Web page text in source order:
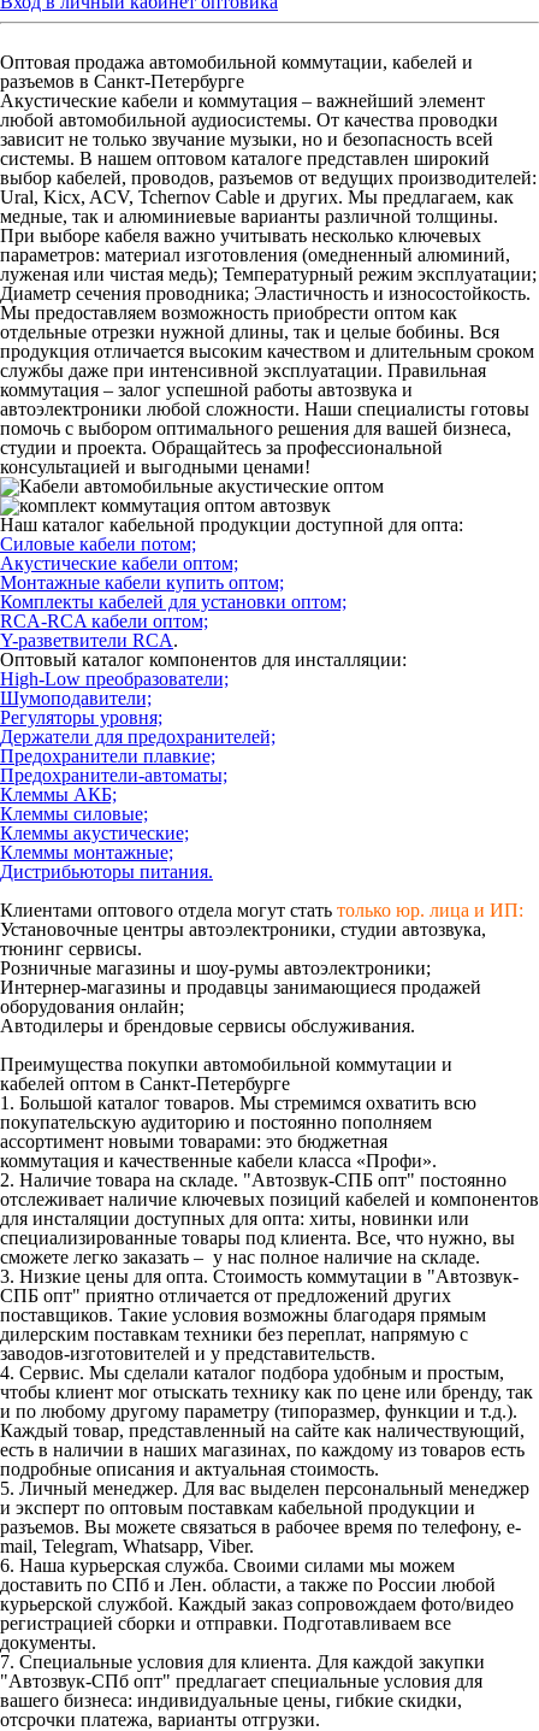
Оптовая продажа автомобильной коммутации, кабелей и
разъемов в Санкт-Петербурге
Акустические кабели и коммутация – важнейший элемент
любой автомобильной аудиосистемы. От качества проводки
зависит не только звучание музыки, но и безопасность всей
системы. В нашем оптовом каталоге представлен широкий
выбор кабелей, проводов, разъемов от ведущих производителей:
Ural, Kicx, ACV, Tchernov Cable и других. Мы предлагаем, как
медные, так и алюминиевые варианты различной толщины.
При выборе кабеля важно учитывать несколько ключевых
параметров: материал изготовления (омедненный алюминий,
луженая или чистая медь); Температурный режим эксплуатации;
Диаметр сечения проводника; Эластичность и износостойкость.
Мы предоставляем возможность приобрести оптом как
отдельные отрезки нужной длины, так и целые бобины. Вся
продукция отличается высоким качеством и длительным сроком
службы даже при интенсивной эксплуатации. Правильная
коммутация – залог успешной работы автозвука и
автоэлектроники любой сложности. Наши специалисты готовы
помочь с выбором оптимального решения для вашей бизнеса,
студии и проекта. Обращайтесь за профессиональной
консультацией и выгодными ценами!
Наш каталог кабельной продукции доступной для опта:
Силовые кабели потом;
Акустические кабели оптом;
Монтажные кабели купить оптом;
Комплекты кабелей для установки оптом;
RCA-RCA кабели оптом;
Y-разветвители RCA.
Оптовый каталог компонентов для инсталляции:
High-Low преобразователи;
Шумоподавители;
Регуляторы уровня;
Держатели для предохранителей;
Предохранители плавкие;
Предохранители-автоматы;
Клеммы АКБ;
Клеммы силовые;
Клеммы акустические;
Клеммы монтажные;
Дистрибьюторы питания.
Клиентами оптового отдела могут стать только юр. лица и ИП:
Установочные центры автоэлектроники, студии автозвука,
тюнинг сервисы.
Розничные магазины и шоу-румы автоэлектроники;
Интернер-магазины и продавцы занимающиеся продажей
оборудования онлайн;
Автодилеры и брендовые сервисы обслуживания.
Преимущества покупки автомобильной коммутации и
кабелей оптом в Санкт-Петербурге
1. Большой каталог товаров. Мы стремимся охватить всю
покупательскую аудиторию и постоянно пополняем
ассортимент новыми товарами: это бюджетная
коммутация и качественные кабели класса «Профи».
2. Наличие товара на складе. "Автозвук-СПБ опт" постоянно
отслеживает наличие ключевых позиций кабелей и компонентов
для инсталяции доступных для опта: хиты, новинки или
специализированные товары под клиента. Все, что нужно, вы
сможете легко заказать – у нас полное наличие на складе.
3. Низкие цены для опта. Стоимость коммутации в "Автозвук-
СПБ опт" приятно отличается от предложений других
поставщиков. Такие условия возможны благодаря прямым
дилерским поставкам техники без переплат, напрямую с
заводов-изготовителей и у представительств.
4. Сервис. Мы сделали каталог подбора удобным и простым,
чтобы клиент мог отыскать технику как по цене или бренду, так
и по любому другому параметру (типоразмер, функции и т.д.).
Каждый товар, представленный на сайте как наличествующий,
есть в наличии в наших магазинах, по каждому из товаров есть
подробные описания и актуальная стоимость.
5. Личный менеджер. Для вас выделен персональный менеджер
и эксперт по оптовым поставкам кабельной продукции и
разъемов. Вы можете связаться в рабочее время по телефону, e-
mail, Telegram, Whatsapp, Viber.
6. Наша курьерская служба. Своими силами мы можем
доставить по СПб и Лен. области, а также по России любой
курьерской службой. Каждый заказ сопровождаем фото/видео
регистрацией сборки и отправки. Подготавливаем все
документы.
7. Специальные условия для клиента. Для каждой закупки
"Автозвук-СПб опт" предлагает специальные условия для
вашего бизнеса: индивидуальные цены, гибкие скидки,
отсрочки платежа, варианты отгрузки.